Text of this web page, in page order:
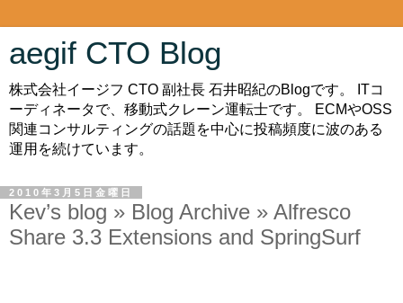
aegif CTO Blog
株式会社イージフ CTO 副社長 石井昭紀のBlogです。 ITコ
ーディネータで、移動式クレーン運転士です。 ECMやOSS
関連コンサルティングの話題を中心に投稿頻度に波のある
運用を続けています。
2010年3月5日金曜日
Kev’s blog » Blog Archive » Alfresco
Share 3.3 Extensions and SpringSurf